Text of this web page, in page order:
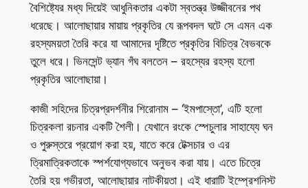
বৈশিষ্ট্যের মধ্য দিয়েই আধুনিকতার একটা স্বতন্ত্র উজ্জীবনের পথ
ধরেছে। আলোছায়ার মায়ায় প্রকৃতির যে রূপবদল ঘটে সে এমন এক
রহস্যময়তা তৈরি করে যা আমাদের দৃষ্টিতে প্রকৃতির বিচিত্র বৈভবকে
তুলে ধরে। ভিনসেন্ট ভ্যান গঁঘ বলতেন – রহস্যের রহস্য হলো
প্রকৃতির আলোছায়া।
কাজী সহিদের চিত্রপ্রদর্শনীর শিরোনাম – ‘ইমপাস্তো’, এটি হলো
চিত্রকলা রচনার একটি শৈলী। যেখানে রংকে স্পেচুলার সাহায্যে ঘন
ও পুরুস্তরে প্রয়োগ করা হয়, যাতে করে টেক্সচার ও এর
ত্রিমাত্রিকতাকে স্পর্শযোগ্যভাবে অনুভব করা যায়। এতে চিত্রে
তৈরি হয় গভীরতা, আলোছায়ার নাটকীয়তা। এই ধারাটি ইম্প্রেশনিস্ট